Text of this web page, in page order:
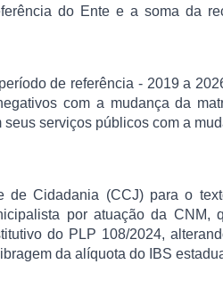
do Ente e a soma da
de referência - 2019 a
com a mudança da
serviços públicos com a
de Cidadania (CCJ) para o
por atuação da CNM,
do PLP 108/2024,
da alíquota do IBS